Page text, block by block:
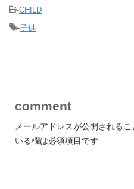
-CHILD
-子供
comment
メールアドレスが公開されるこ
いる欄は必須項目です